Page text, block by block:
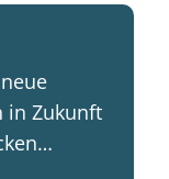
in Zukunft